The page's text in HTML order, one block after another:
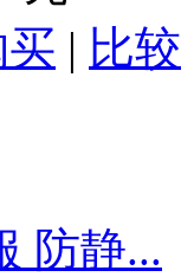
买 | 比较
防静...